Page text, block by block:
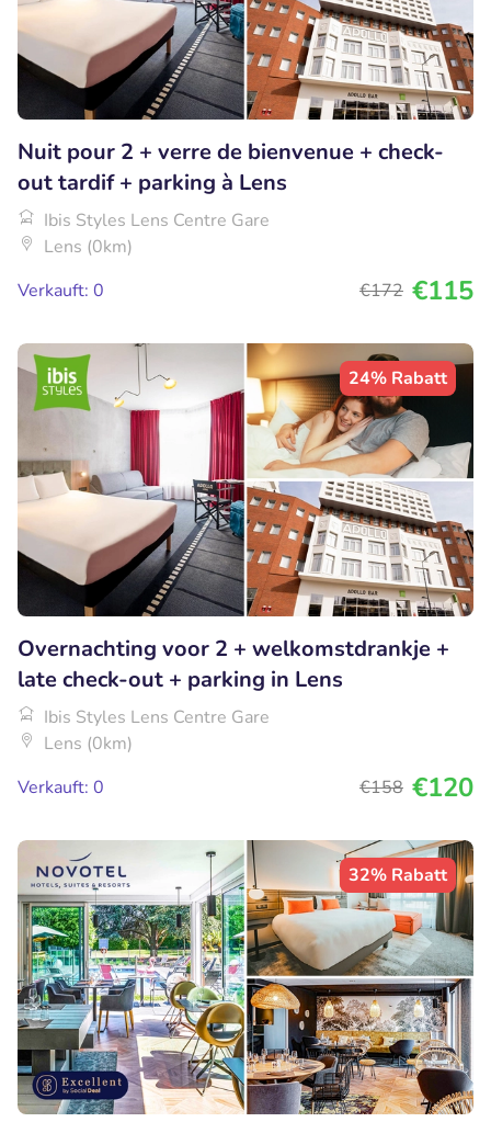
Nuit pour 2 + verre de bienvenue + check-
out tardif + parking à Lens
Ibis Styles Lens Centre Gare
Lens (0km)
Verkauft: 0
€172 €115
24% Rabatt
Overnachting voor 2 + welkomstdrankje +
late check-out + parking in Lens
Ibis Styles Lens Centre Gare
Lens (0km)
Verkauft: 0
€158 €120
32% Rabatt